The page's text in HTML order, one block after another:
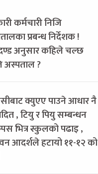
कर्मचारी निजि
प्रबन्ध निर्देशक !
अनुसार कहिले चल्छ
अस्पताल ?
क्युएए पाउने आधार नै
, टियु र पियु सम्बन्धन
भित्र स्कुलको पढाइ ,
आदर्शले हटायो ११-१२ को